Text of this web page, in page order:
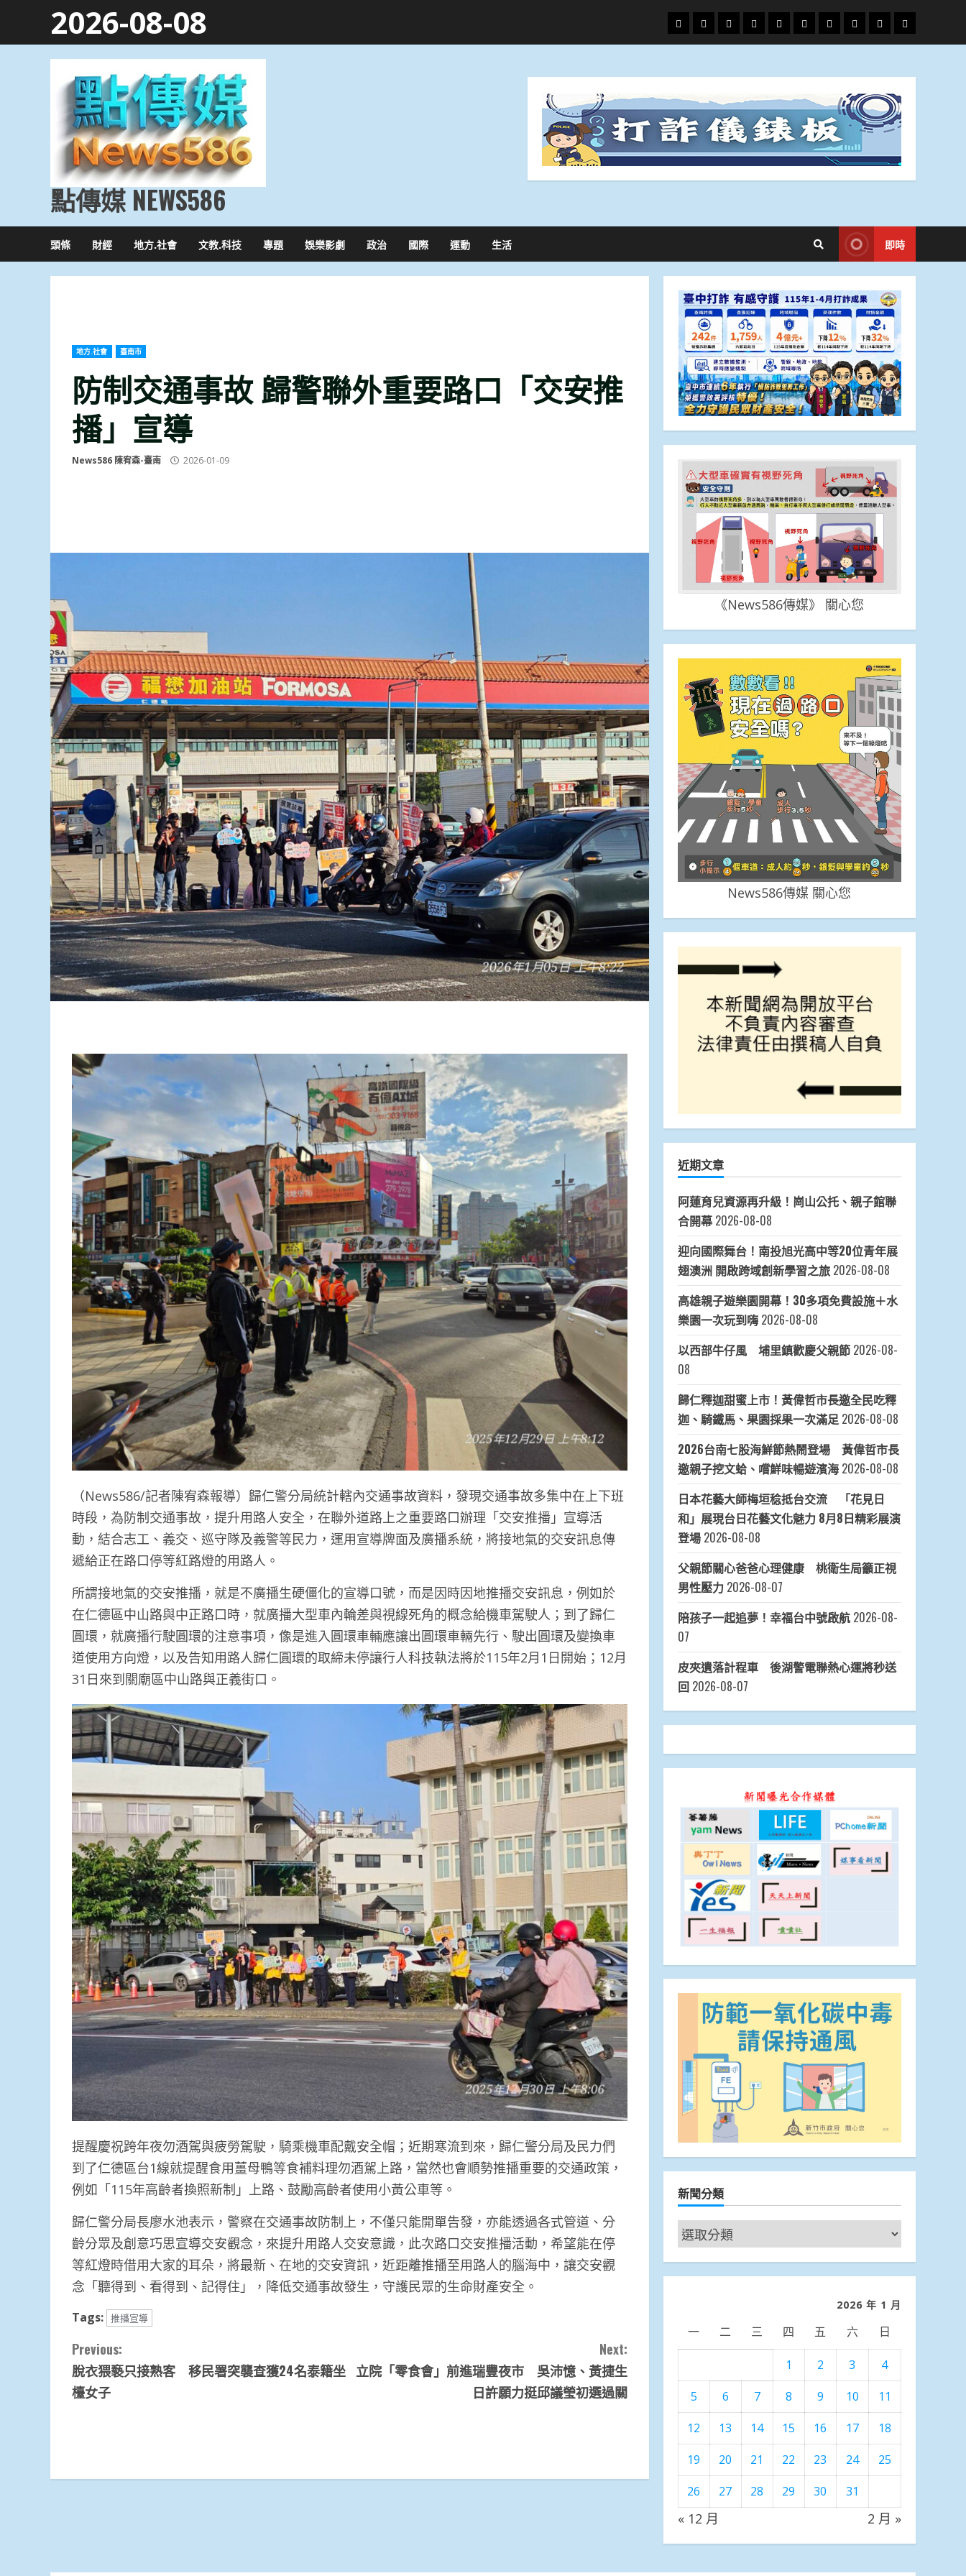
2026-08-08
頭
條
財
經
地
方.
文
教.
專
題
娛
樂
政
治
國
際
運
動
生
活
點傳媒 NEWS586
頭條 財經 地方.社會 文教.科技 專題 娛樂影劇 政治 國際 運動 生活 即時
地方.社會 臺南市
防制交通事故 歸警聯外重要路口「交安推
播」宣導
News586 陳宥森-臺南 2026-01-09
（News586/記者陳宥森報導）歸仁警分局統計轄內交通事故資料，發現交通事故多集中在上下班
時段，為防制交通事故，提升用路人安全，在聯外道路上之重要路口辦理「交安推播」宣導活
動，結合志工、義交、巡守隊及義警等民力，運用宣導牌面及廣播系統，將接地氣的交安訊息傳
遞給正在路口停等紅路燈的用路人。
所謂接地氣的交安推播，就是不廣播生硬僵化的宣導口號，而是因時因地推播交安訊息，例如於
在仁德區中山路與中正路口時，就廣播大型車內輪差與視線死角的概念給機車駕駛人；到了歸仁
圓環，就廣播行駛圓環的注意事項，像是進入圓環車輛應讓出圓環車輛先行、駛出圓環及變換車
道使用方向燈，以及告知用路人歸仁圓環的取締未停讓行人科技執法將於115年2月1日開始；12月
31日來到關廟區中山路與正義街口。
提醒慶祝跨年夜勿酒駕與疲勞駕駛，騎乘機車配戴安全帽；近期寒流到來，歸仁警分局及民力們
到了仁德區台1線就提醒食用薑母鴨等食補料理勿酒駕上路，當然也會順勢推播重要的交通政策，
例如「115年高齡者換照新制」上路、鼓勵高齡者使用小黃公車等。
歸仁警分局長廖水池表示，警察在交通事故防制上，不僅只能開單告發，亦能透過各式管道、分
齡分眾及創意巧思宣導交安觀念，來提升用路人交安意識，此次路口交安推播活動，希望能在停
等紅燈時借用大家的耳朵，將最新、在地的交安資訊，近距離推播至用路人的腦海中，讓交安觀
念「聽得到、看得到、記得住」，降低交通事故發生，守護民眾的生命財產安全。
Tags: 推播宣導
Continue
Reading
Previous:
脫衣猥褻只接熟客 移民署突襲查獲24名泰籍坐
檯女子
Next:
立院「零食會」前進瑞豐夜市 吳沛憶、黃捷生
日許願力挺邱議瑩初選過關
《News586傳媒》 關心您
News586傳媒 關心您
近期文章
阿蓮育兒資源再升級！崗山公托、親子館聯
合開幕 2026-08-08
迎向國際舞台！南投旭光高中等20位青年展
翅澳洲 開啟跨域創新學習之旅 2026-08-08
高雄親子遊樂園開幕！30多項免費設施＋水
樂園一次玩到嗨 2026-08-08
以西部牛仔風 埔里鎮歡慶父親節 2026-08-
08
歸仁釋迦甜蜜上市！黃偉哲市長邀全民吃釋
迦、騎鐵馬、果園採果一次滿足 2026-08-08
2026台南七股海鮮節熱鬧登場 黃偉哲市長
邀親子挖文蛤、嚐鮮味暢遊濱海 2026-08-08
日本花藝大師梅垣稔抵台交流 「花見日
和」展現台日花藝文化魅力 8月8日精彩展演
登場 2026-08-08
父親節關心爸爸心理健康 桃衛生局籲正視
男性壓力 2026-08-07
陪孩子一起追夢！幸福台中號啟航 2026-08-
07
皮夾遺落計程車 後湖警電聯熱心運將秒送
回 2026-08-07
新聞分類
新
聞
分
2026 年 1 月
一 二 三 四 五 六 日
1 2 3
4
5
6 7 8 9 10
11
12
13 14 15 16 17
18
19
20 21 22 23 24
25
26
27 28 29 30 31
« 12 月 2 月 »